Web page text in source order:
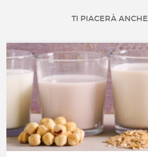
TI PIACERÀ ANCHE